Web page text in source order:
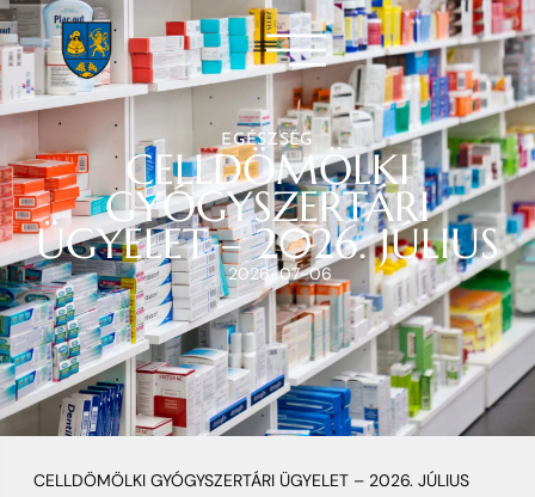
EGÉSZSÉG
CELLDÖMÖLKI
GYÓGYSZERTÁRI
ÜGYELET – 2026. JÚLIUS
2026-07-06
CELLDÖMÖLKI GYÓGYSZERTÁRI ÜGYELET – 2026. JÚLIUS